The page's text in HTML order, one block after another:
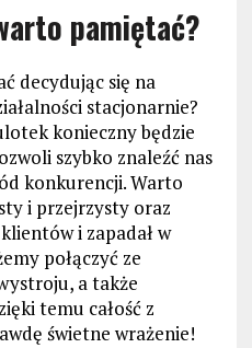
pamiętać?
decydując się na
stacjonarnie?
konieczny będzie
szybko znaleźć nas
konkurencji. Warto
i przejrzysty oraz
i zapadał w
połączyć ze
a także
temu całość z
świetne wrażenie!